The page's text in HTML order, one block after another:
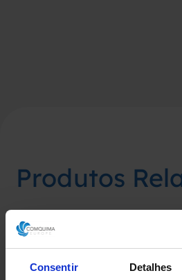
Consentir Detalhes
Produtos